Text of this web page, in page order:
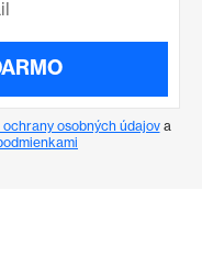
osobných údajova